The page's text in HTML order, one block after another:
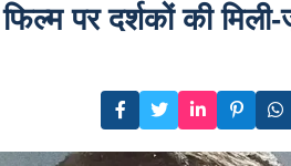
पर दर्शकों की मिली-